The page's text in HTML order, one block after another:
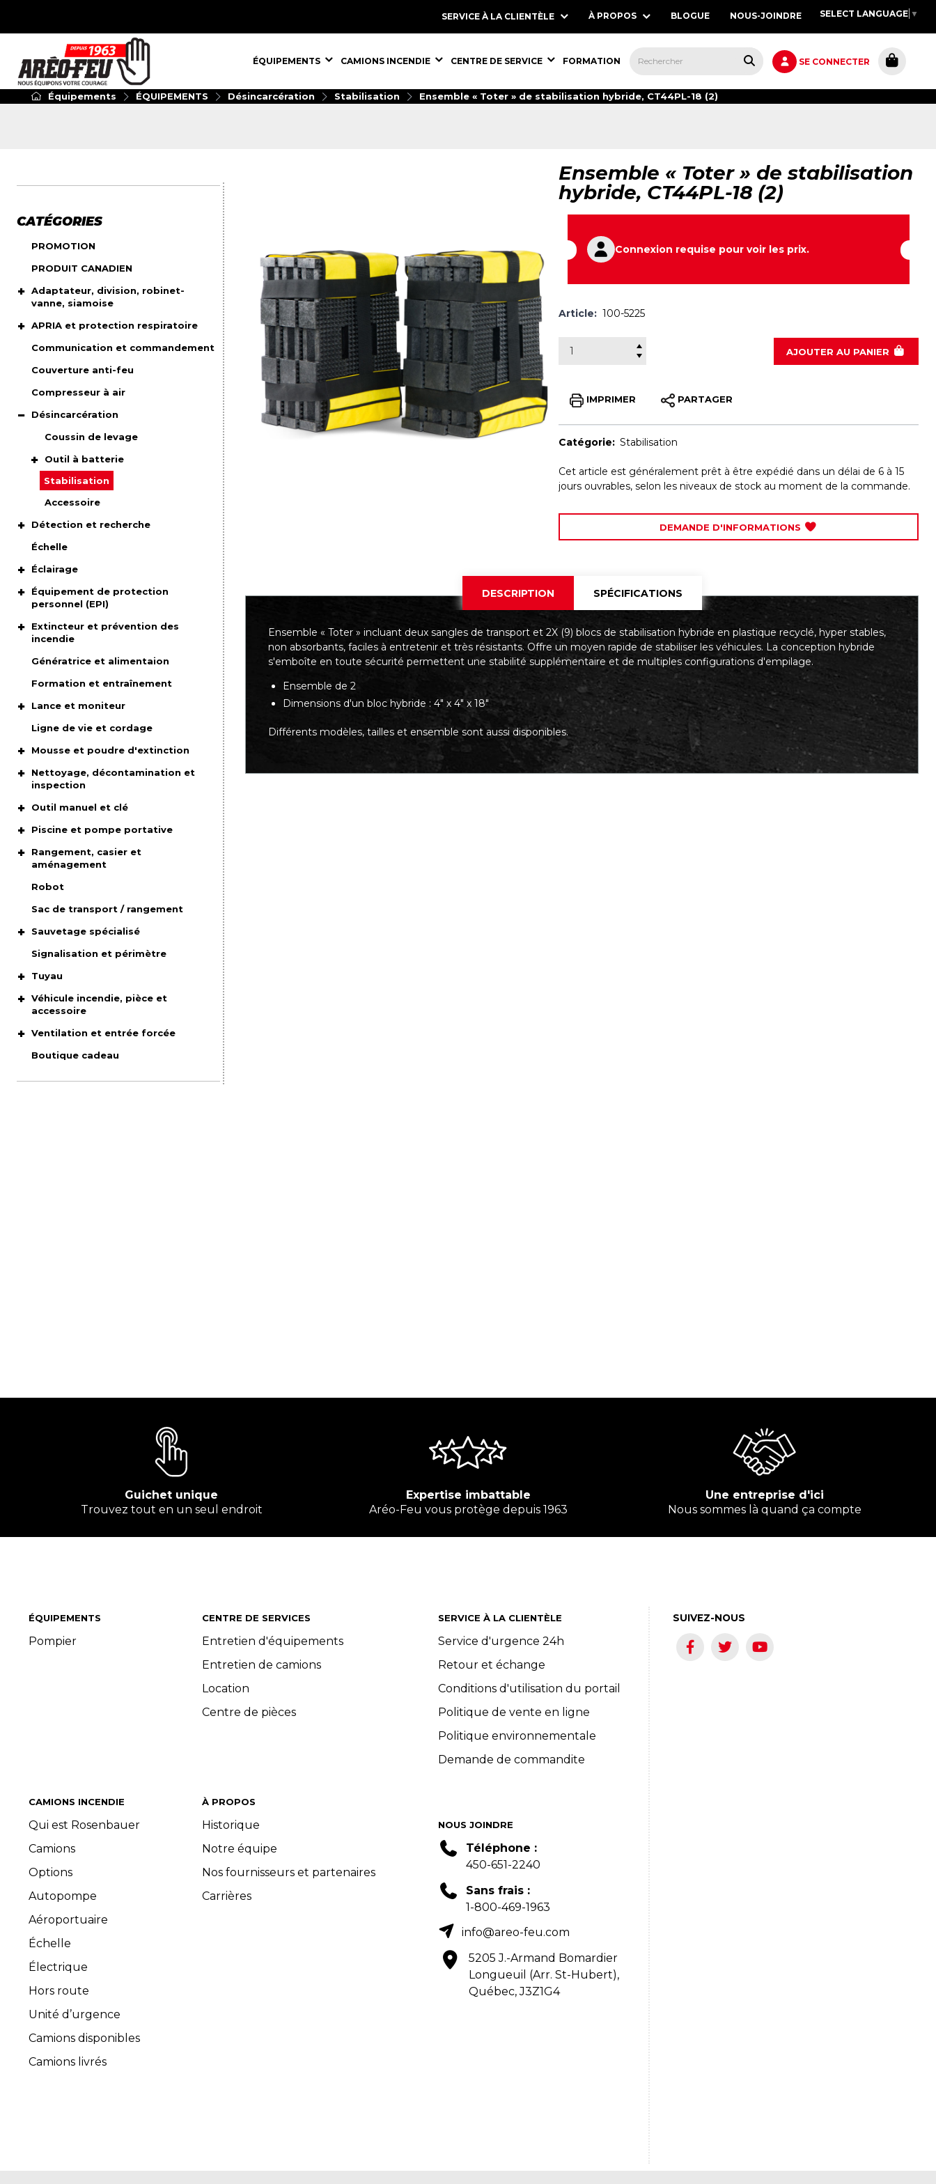
SERVICE À LA CLIENTÈLE À PROPOS BLOGUE NOUS-JOINDRE SELECT LANGUAGE ▼
SE CONNECTER
ÉQUIPEMENTS,
ÉQUIPEMENTS ÉQUIPEMENTS,
CAMIONS INCENDIE ÉQUIPEMENTS,
CENTRE DE SERVICE ÉQUIPEMENTS,
FORMATION
Équipements ÉQUIPEMENTS Désincarcération Stabilisation Ensemble « Toter » de stabilisation hybride, CT44PL-18 (2)
CATÉGORIES
PROMOTION
PRODUIT CANADIEN
Adaptateur, division, robinet-
vanne, siamoise
APRIA et protection respiratoire
Communication et commandement
Couverture anti-feu
Compresseur à air
Désincarcération
Coussin de levage
Outil à batterie
Stabilisation
Accessoire
Détection et recherche
Échelle
Éclairage
Équipement de protection
personnel (EPI)
Extincteur et prévention des
incendie
Génératrice et alimentaion
Formation et entraînement
Lance et moniteur
Ligne de vie et cordage
Mousse et poudre d'extinction
Nettoyage, décontamination et
inspection
Outil manuel et clé
Piscine et pompe portative
Rangement, casier et
aménagement
Robot
Sac de transport / rangement
Sauvetage spécialisé
Signalisation et périmètre
Tuyau
Véhicule incendie, pièce et
accessoire
Ventilation et entrée forcée
Boutique cadeau
Ensemble « Toter » de stabilisation
hybride, CT44PL-18 (2)
Connexion requise pour voir les prix.
Article: 100-5225
AJOUTER100-5225
AU PANIER
IMPRIMER PARTAGER
Catégorie:Stabilisation
Cet article est généralement prêt à être expédié dans un délai de 6 à 15
jours ouvrables, selon les niveaux de stock au moment de la commande.
DEMANDE D'INFORMATIONS
DESCRIPTION SPÉCIFICATIONS
Ensemble « Toter » incluant deux sangles de transport et 2X (9) blocs de stabilisation hybride en plastique recyclé, hyper stables,
non absorbants, faciles à entretenir et très résistants. Offre un moyen rapide de stabiliser les véhicules. La conception hybride
s'emboîte en toute sécurité permettent une stabilité supplémentaire et de multiples configurations d'empilage.
Ensemble de 2
Dimensions d'un bloc hybride : 4" x 4" x 18"
Différents modèles, tailles et ensemble sont aussi disponibles.
Guichet unique
Trouvez tout en un seul endroit
Expertise imbattable
Aréo-Feu vous protège depuis 1963
Une entreprise d'ici
Nous sommes là quand ça compte
ÉQUIPEMENTS
Pompier
CAMIONS INCENDIE
Qui est Rosenbauer
Camions
Options
Autopompe
Aéroportuaire
Échelle
Électrique
Hors route
Unité d’urgence
Camions disponibles
Camions livrés
CENTRE DE SERVICES
Entretien d'équipements
Entretien de camions
Location
Centre de pièces
À PROPOS
Historique
Notre équipe
Nos fournisseurs et partenaires
Carrières
SERVICE À LA CLIENTÈLE
Service d'urgence 24h
Retour et échange
Conditions d'utilisation du portail
Politique de vente en ligne
Politique environnementale
Demande de commandite
NOUS JOINDRE
Téléphone :
450-651-2240
Sans frais :
1-800-469-1963
info@areo-feu.com
5205 J.-Armand Bomardier
Longueuil (Arr. St-Hubert),
Québec, J3Z1G4
SUIVEZ-NOUS